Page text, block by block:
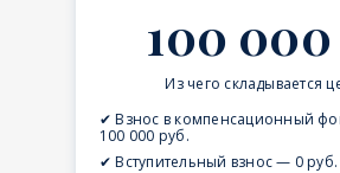
100 000
Из чего складывается
✔ Взнос в компенсационный
100 000 руб.
✔ Вступительный взнос — 0 руб.